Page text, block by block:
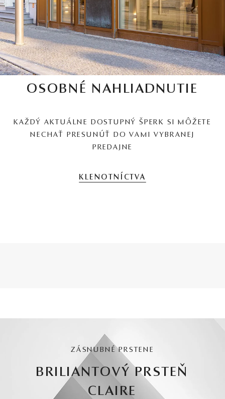
OSOBNÉ NAHLIADNUTIE
KAŽDÝ AKTUÁLNE DOSTUPNÝ ŠPERK SI MÔŽETE
NECHAŤ PRESUNÚŤ DO VAMI VYBRANEJ
PREDAJNE
KLENOTNÍCTVA
ZÁSNUBNÉ PRSTENE
BRILIANTOVÝ PRSTEŇ
CLAIRE